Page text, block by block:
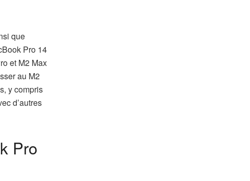
que
Pro 14
et M2 Max
au M2
y compris
d’autres
Pro